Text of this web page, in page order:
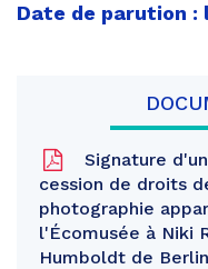
Date de parution :
Signature
cession de droits
photographie
l'Écomusée à Niki
Humboldt de